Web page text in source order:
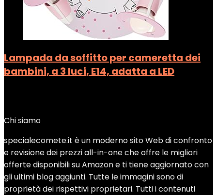
Lampada da soffitto per cameretta dei
bambini, a 3 luci, E14, adatta a LED
Chi siamo
specialecomete.it è un moderno sito Web di confronto
e revisione dei prezzi all-in-one che offre le migliori
offerte disponibili su Amazon e ti tiene aggiornato con
gli ultimi blog aggiunti. Tutte le immagini sono di
proprietà dei rispettivi proprietari. Tutti i contenuti